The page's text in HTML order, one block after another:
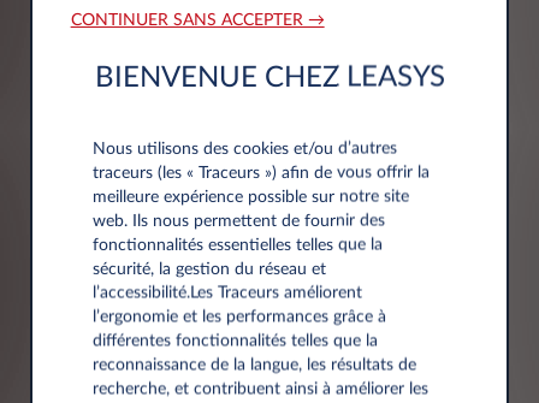
Société*
Numéro de TVA*
CONTINUER SANS ACCEPTER →
BIENVENUE CHEZ LEASYS
Nous utilisons des cookies et/ou d’autres
traceurs (les « Traceurs ») afin de vous offrir la
meilleure expérience possible sur notre site
web. Ils nous permettent de fournir des
fonctionnalités essentielles telles que la
sécurité, la gestion du réseau et
l’accessibilité.Les Traceurs améliorent
l’ergonomie et les performances grâce à
différentes fonctionnalités telles que la
reconnaissance de la langue, les résultats de
recherche, et contribuent ainsi à améliorer les